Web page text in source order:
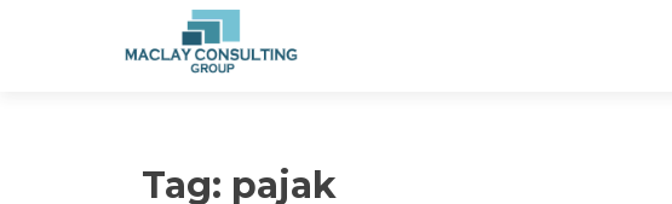
Tag: pajak